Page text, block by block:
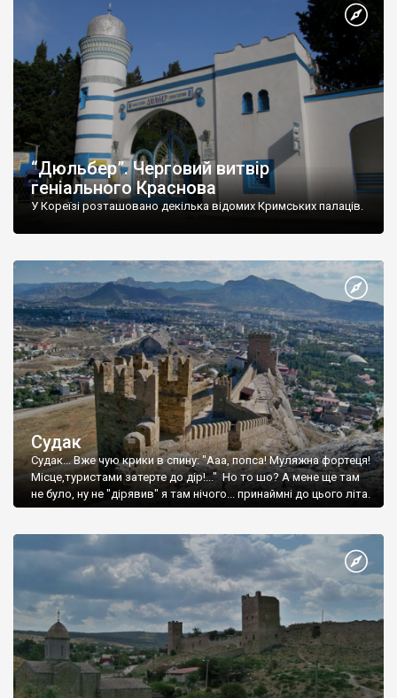
“Дюльбер”. Черговий витвір
геніального Краснова
У Кореїзі розташовано декілька відомих Кримських палаців.
Судак
Судак... Вже чую крики в спину: "Ааа, попса! Муляжна фортеця!
Місце,туристами затерте до дір!..." Но то шо? А мене ще там
не було, ну не "дірявив" я там нічого... принаймні до цього літа.